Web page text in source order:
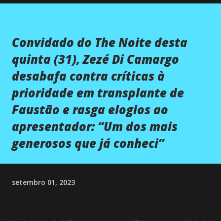
Convidado do The Noite desta
quinta (31), Zezé Di Camargo
desabafa contra críticas à
prioridade em transplante de
Faustão e rasga elogios ao
apresentador: “Um dos mais
generosos que já conheci”
setembro 01, 2023